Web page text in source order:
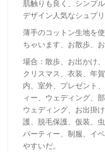
肌触りも良く、シンプ
デザイン人気なシュプ
薄手のコットン生地を
ちゃいます、お散歩、
場合：散歩、お出かけ
クリスマス、衣装、年
内、室外、プレゼント
ィー、ウェディング、
ウェディング、お出掛
護、脱毛保護、仮装、
パーティー、制服、イ
やすいだ。